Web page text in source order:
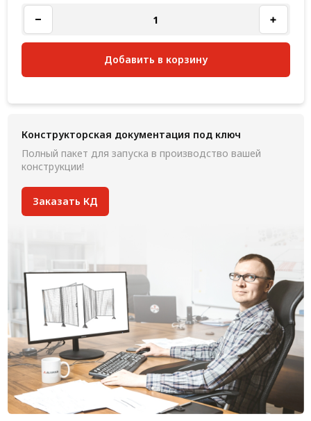
Добавить в корзину
Конструкторская документация под ключ
Полный пакет для запуска в производство вашей
конструкции!
Заказать КД